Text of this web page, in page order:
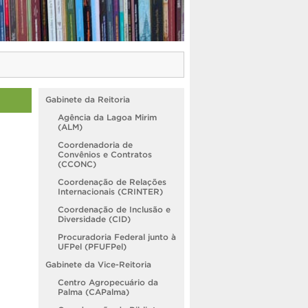
Gabinete da Reitoria
Agência da Lagoa Mirim
(ALM)
Coordenadoria de
Convênios e Contratos
(CCONC)
Coordenação de Relações
Internacionais (CRINTER)
Coordenação de Inclusão e
Diversidade (CID)
Procuradoria Federal junto à
UFPel (PFUFPel)
Gabinete da Vice-Reitoria
Centro Agropecuário da
Palma (CAPalma)